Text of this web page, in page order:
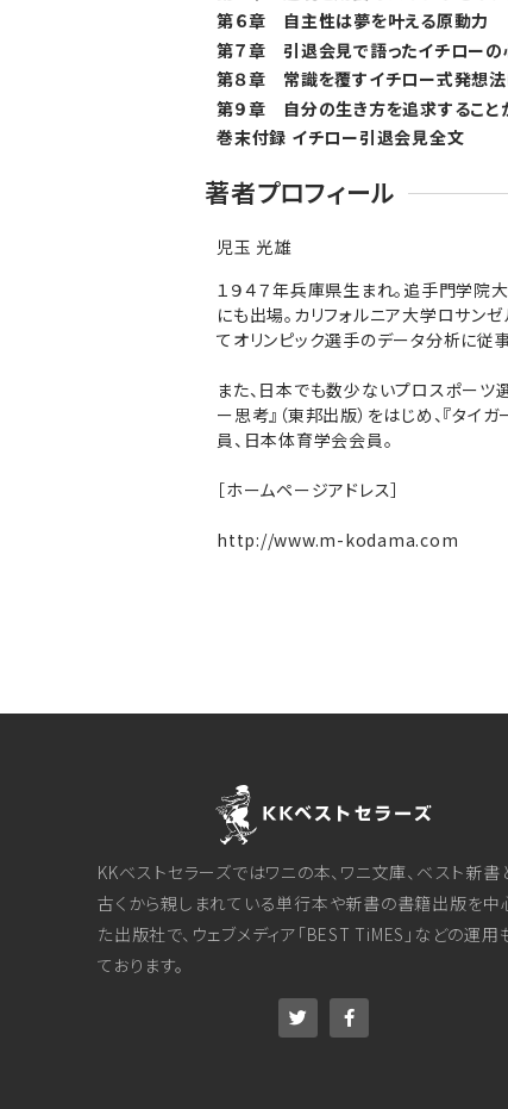
第６章 自主性は夢を叶える原動力
第７章 引退会見で語ったイチローの
第８章 常識を覆すイチロー式発想法
第９章 自分の生き方を追求すること
巻末付録 イチロー引退会見全文
著者プロフィール
児玉 光雄
１９４７年兵庫県生まれ。追手門学院
にも出場。カリフォルニア大学ロサン
てオリンピック選手のデータ分析に従
また、日本でも数少ないプロスポーツ
ー思考』（東邦出版）をはじめ、『タ
員、日本体育学会会員。
［ホームページアドレス］
http://www.m-kodama.com
KKベストセラーズではワニの本、ワニ文庫、ベスト新書
古くから親しまれている単行本や新書の書籍出版を中
た出版社で、ウェブメディア「BEST TiMES」などの運用
ております。